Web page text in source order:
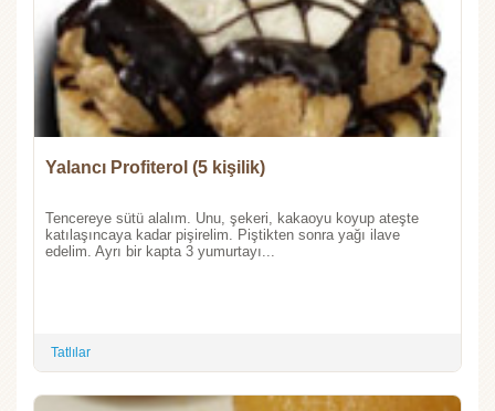
Yalancı Profiterol (5 kişilik)
Tencereye sütü alalım. Unu, şekeri, kakaoyu koyup ateşte
katılaşıncaya kadar pişirelim. Piştikten sonra yağı ilave
edelim. Ayrı bir kapta 3 yumurtayı...
Tatlılar